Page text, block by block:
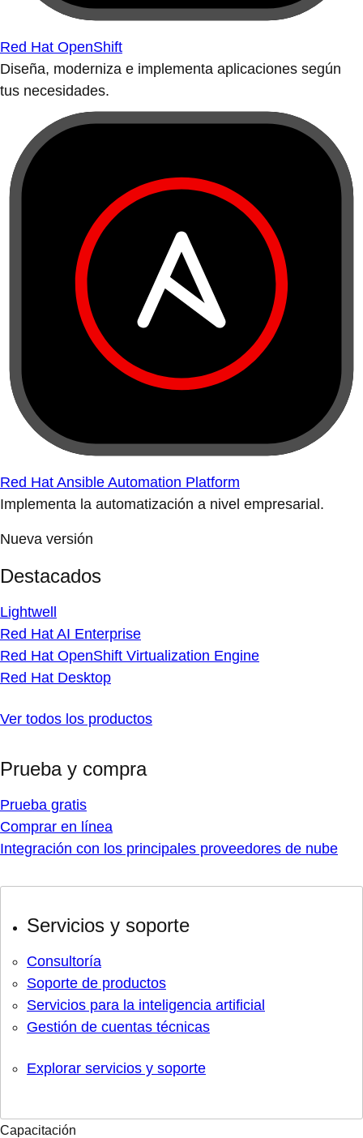
Red Hat OpenShift
Diseña, moderniza e implementa aplicaciones según
tus necesidades.
Red Hat Ansible Automation Platform
Implementa la automatización a nivel empresarial.
Nueva versión
Destacados
Lightwell
Red Hat AI Enterprise
Red Hat OpenShift Virtualization Engine
Red Hat Desktop
Ver todos los productos
Prueba y compra
Prueba gratis
Comprar en línea
Integración con los principales proveedores de nube
Servicios y soporte
Consultoría
Soporte de productos
Servicios para la inteligencia artificial
Gestión de cuentas técnicas
Explorar servicios y soporte
Capacitación